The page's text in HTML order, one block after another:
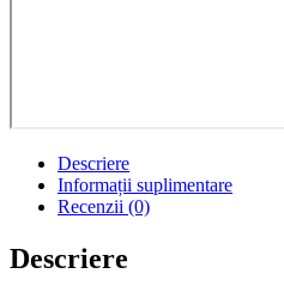
Descriere
Informații suplimentare
Recenzii (0)
Descriere